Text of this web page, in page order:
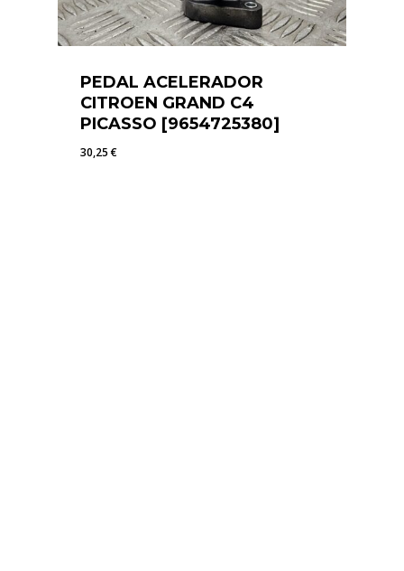
PEDAL ACELERADOR
CITROEN GRAND C4
PICASSO [9654725380]
30,25€